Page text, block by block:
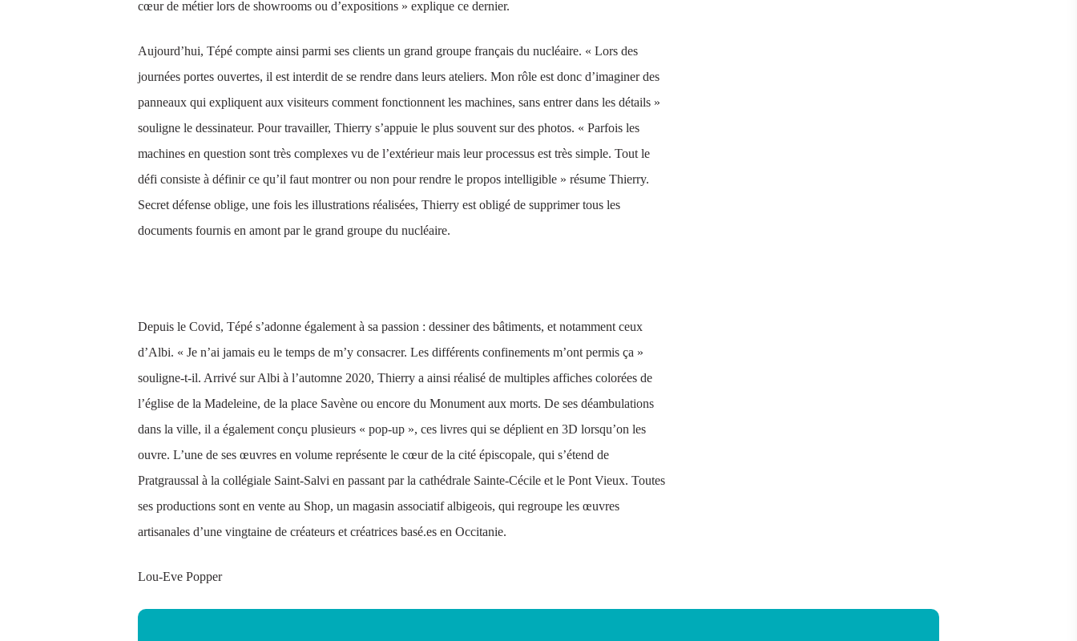
cœur de métier lors de showrooms ou d’expositions » explique ce dernier.
Aujourd’hui, Tépé compte ainsi parmi ses clients un grand groupe français du nucléaire. « Lors des
journées portes ouvertes, il est interdit de se rendre dans leurs ateliers. Mon rôle est donc d’imaginer des
panneaux qui expliquent aux visiteurs comment fonctionnent les machines, sans entrer dans les détails »
souligne le dessinateur. Pour travailler, Thierry s’appuie le plus souvent sur des photos. « Parfois les
machines en question sont très complexes vu de l’extérieur mais leur processus est très simple. Tout le
défi consiste à définir ce qu’il faut montrer ou non pour rendre le propos intelligible » résume Thierry.
Secret défense oblige, une fois les illustrations réalisées, Thierry est obligé de supprimer tous les
documents fournis en amont par le grand groupe du nucléaire.
Depuis le Covid, Tépé s’adonne également à sa passion : dessiner des bâtiments, et notamment ceux
d’Albi. « Je n’ai jamais eu le temps de m’y consacrer. Les différents confinements m’ont permis ça »
souligne-t-il. Arrivé sur Albi à l’automne 2020, Thierry a ainsi réalisé de multiples affiches colorées de
l’église de la Madeleine, de la place Savène ou encore du Monument aux morts. De ses déambulations
dans la ville, il a également conçu plusieurs « pop-up », ces livres qui se déplient en 3D lorsqu’on les
ouvre. L’une de ses œuvres en volume représente le cœur de la cité épiscopale, qui s’étend de
Pratgraussal à la collégiale Saint-Salvi en passant par la cathédrale Sainte-Cécile et le Pont Vieux. Toutes
ses productions sont en vente au Shop, un magasin associatif albigeois, qui regroupe les œuvres
artisanales d’une vingtaine de créateurs et créatrices basé.es en Occitanie.
Lou-Eve Popper